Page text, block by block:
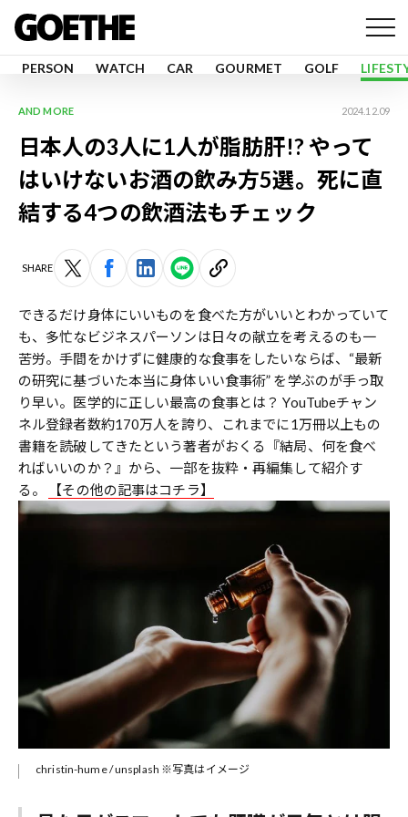
PERSON WATCH CAR GOURMET GOLF
AND MORE 2024.12.09
日本人の3人に1人が脂肪肝!? やって
はいけないお酒の飲み方5選。死に直
結する4つの飲酒法もチェック
SHARE
できるだけ身体にいいものを食べた方がいいとわかっていて
も、多忙なビジネスパーソンは日々の献立を考えるのも一
苦労。手間をかけずに健康的な食事をしたいならば、“最新
の研究に基づいた本当に身体いい食事術” を学ぶのが手っ取
り早い。医学的に正しい最高の食事とは？ YouTubeチャン
ネル登録者数約170万人を誇り、これまでに1万冊以上もの
書籍を読破してきたという著者がおくる『結局、何を食べ
ればいいのか？』から、一部を抜粋・再編集して紹介す
る。
【その他の記事はコチラ】
christin-hume / unsplash ※写真はイメージ